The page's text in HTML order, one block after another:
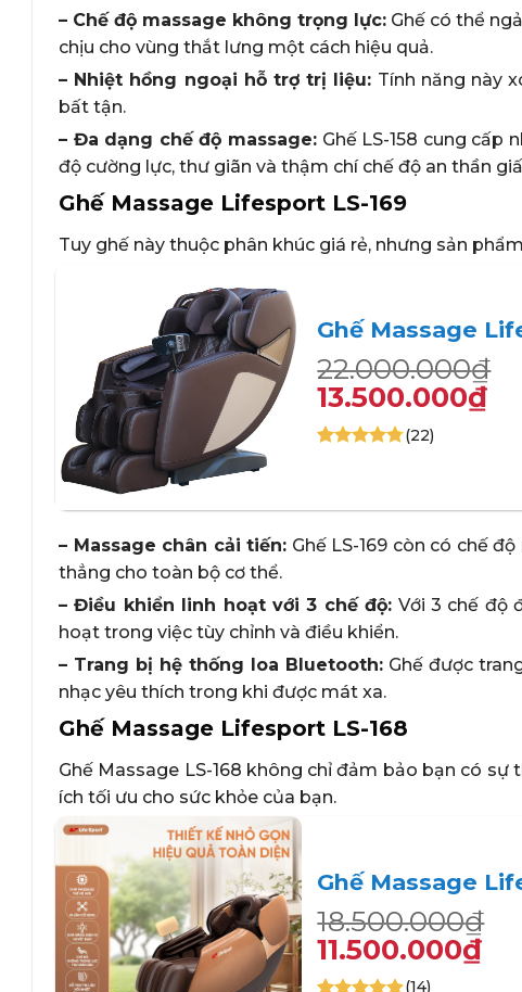
– Chế độ massage không trọng lực: Ghế có thể
chịu cho vùng thắt lưng một cách hiệu quả.
– Nhiệt hồng ngoại hỗ trợ trị liệu: Tính năng này
bất tận.
– Đa dạng chế độ massage:Ghế LS-158 cung cấp
độ cường lực, thư giãn và thậm chí chế độ an thần
Ghế Massage Lifesport LS-169
Tuy ghế này thuộc phân khúc giá rẻ, nhưng sản
+
Ghế Massage
22.000.000₫
Giá
gốc
là:
22.000.000₫.
13.500.000₫
Giá
hiện
tại
là:
(22)
– Massage chân cải tiến: Ghế LS-169 còn có chế
thẳng cho toàn bộ cơ thể.
– Điều khiển linh hoạt với 3 chế độ: Với 3 chế độ
hoạt trong việc tùy chỉnh và điều khiển.
– Trang bị hệ thống loa Bluetooth: Ghế được
nhạc yêu thích trong khi được mát xa.
Ghế Massage Lifesport LS-168
Ghế Massage LS-168 không chỉ đảm bảo bạn có
ích tối ưu cho sức khỏe của bạn.
Ghế Massage
18.500.000₫
Giá
gốc
là:
11.500.000₫
Giá
hiện
tại
(14)